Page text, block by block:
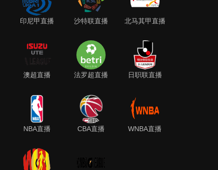
印尼甲直播 沙特联直播 北马其甲直播
澳超直播 法罗超直播 日职联直播
NBA直播 CBA直播 WNBA直播